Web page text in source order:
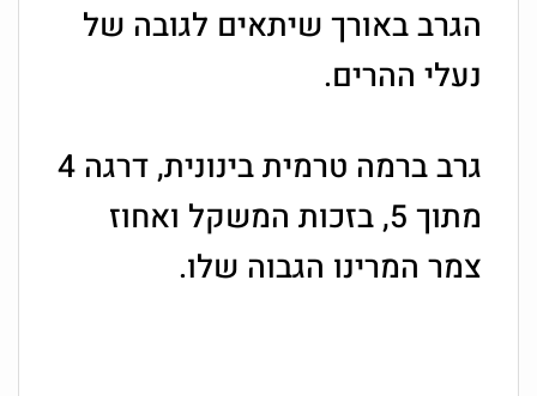
הגרב באורך שיתאים לגובה של
נעלי ההרים.
גרב ברמה טרמית בינונית, דרגה 4
מתוך 5, בזכות המשקל ואחוז
צמר המרינו הגבוה שלו.